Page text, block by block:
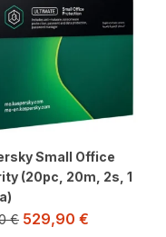
Small Office
(20pc, 20m, 2s, 1
€ 529,90 €